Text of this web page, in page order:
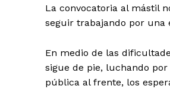
La convocatoria al mástil
seguir trabajando por
En medio de las
sigue de pie, luchando
pública al frente, los